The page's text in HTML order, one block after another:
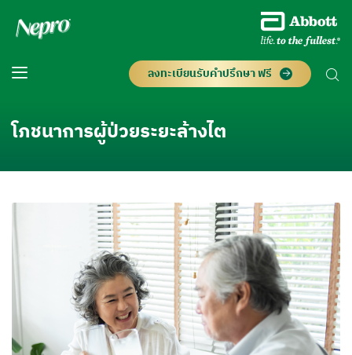
ลงทะเบียนรับคำปรึกษา ฟรี
โภชนาการผู้ป่วยระยะล้างไต